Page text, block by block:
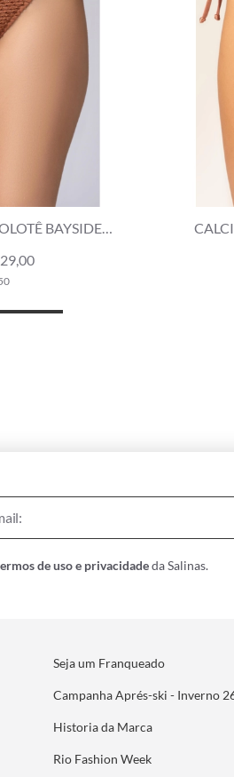
BAYSIDE
de uso e privacidadeda Salinas.
Seja um Franqueado
Campanha Aprés-ski - Inverno
Historia da Marca
Rio Fashion Week